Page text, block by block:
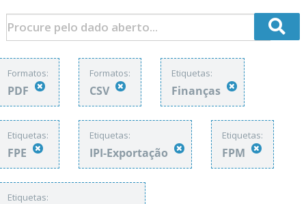
Formatos:
PDF
Formatos:
CSV
Etiquetas:
Finanças
Etiquetas:
FPE
Etiquetas:
IPI-Exportação
Etiquetas:
FPM
Etiquetas: